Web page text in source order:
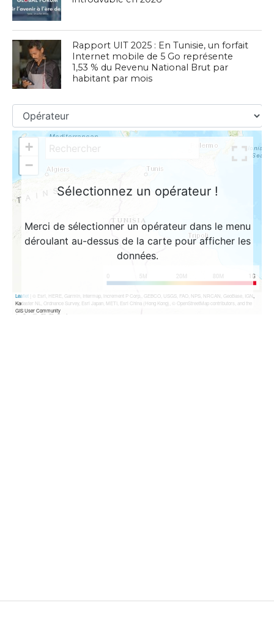
Rapport UIT 2025 : En Tunisie, un forfait
Internet mobile de 5 Go représente
1,53 % du Revenu National Brut par
habitant par mois